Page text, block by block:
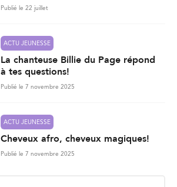
Publié le 22 juillet
ACTU JEUNESSE
La chanteuse Billie du Page répond
à tes questions!
Publié le 7 novembre 2025
ACTU JEUNESSE
Cheveux afro, cheveux magiques!
Publié le 7 novembre 2025